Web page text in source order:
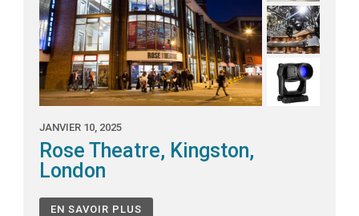
JANVIER 10, 2025
Rose Theatre, Kingston,
London
EN SAVOIR PLUS